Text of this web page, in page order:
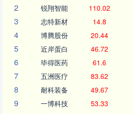
2 锐翔智能 110.02
3 志特新材 14.8
4 博腾股份 20.44
5 近岸蛋白 46.72
6 毕得医药 61.6
7 五洲医疗 83.62
8 耐科装备 49.67
9 一博科技 53.33